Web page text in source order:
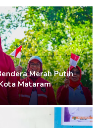
Merah Putih
Mataram